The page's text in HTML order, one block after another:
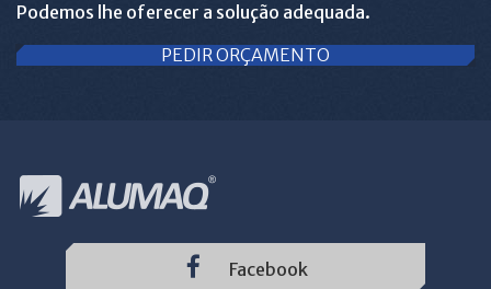
Podemos lhe oferecer a solução adequada.
PEDIR ORÇAMENTO
Facebook